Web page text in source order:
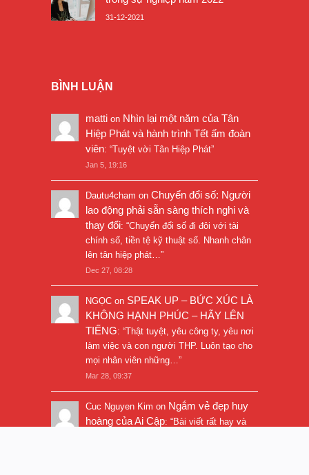
31-12-2021
BÌNH LUẬN
matti on Nhìn lại một năm của Tân
Hiệp Phát và hành trình Tết ấm đoàn
viên: “Tuyệt vời Tân Hiệp Phát”
Jan 5, 19:16
Dautu4cham on Chuyển đổi số: Người
lao động phải sẵn sàng thích nghi và
thay đổi: “Chuyển đổi số đi đôi với tài
chính số, tiền tệ kỹ thuật số. Nhanh chân
lên tân hiệp phát… ”
Dec 27, 08:28
NGỌC on SPEAK UP – BỨC XÚC LÀ
KHÔNG HẠNH PHÚC – HÃY LÊN
TIẾNG: “Thật tuyệt, yêu công ty, yêu nơi
làm việc và con người THP. Luôn tạo cho
mọi nhân viên những… ”
Mar 28, 09:37
Cuc Nguyen Kim on Ngắm vẻ đẹp huy
hoàng của Ai Cập: “Bài viết rất hay và